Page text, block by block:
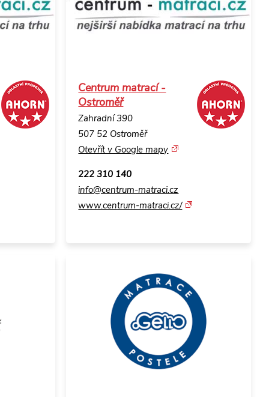
Centrum matrací -
Ostroměř
Zahradní 390
507 52 Ostroměř
Otevřít v Google mapy
222 310 140
info@centrum-matraci.cz
www.centrum-matraci.cz/